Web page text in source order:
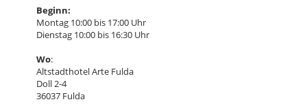
Beginn:
Montag 10:00 bis 17:00 Uhr
Dienstag 10:00 bis 16:30 Uhr
Wo:
Altstadthotel Arte Fulda
Doll 2-4
36037 Fulda